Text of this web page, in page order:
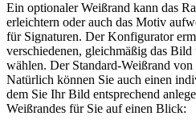
Ein optionaler Weißrand kann das
erleichtern oder auch das Motiv
für Signaturen. Der Konfigurator
verschiedenen, gleichmäßig das
wählen. Der Standard-Weißrand von
Natürlich können Sie auch einen
dem Sie Ihr Bild entsprechend
Weißrandes für Sie auf einen Blick: